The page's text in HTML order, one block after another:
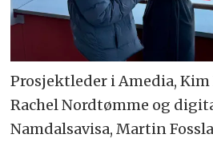
Prosjektleder i Amedia,
Rachel Nordtømme og
Namdalsavisa, Martin